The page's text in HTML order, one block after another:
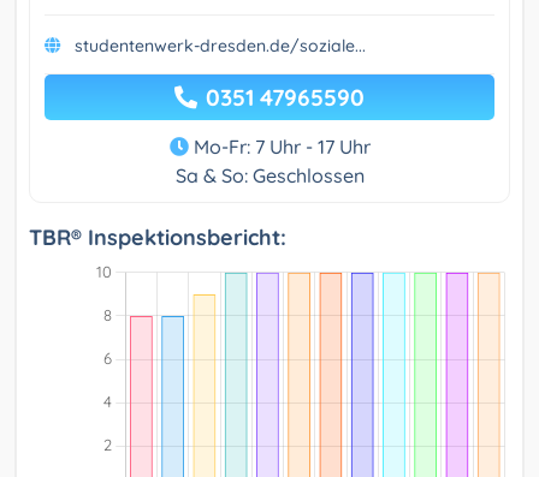
studentenwerk-dresden.de/soziale...
0351 47965590
Mo-Fr: 7 Uhr - 17 Uhr
Sa & So: Geschlossen
TBR® Inspektionsbericht: